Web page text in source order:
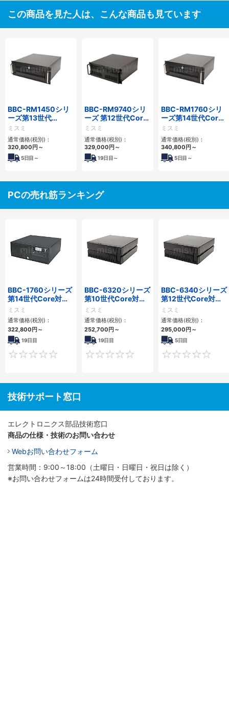
この商品を見た人は、こんな商品も見ています
BBC-RM1450シリ
ーズ第13世代
Core・12世代
Celeron対応ラック
マウント4PCIe
ミスミ
通常価格(税別)：
320,800円～
5日目～
BBC-RM9740シリ
ーズ 第12世代Core
対応ラックマウント
FAPC4PCI・3PCIe
ミスミ
通常価格(税別)：
329,000円～
19日目～
BBC-RM1760シリ
ーズ第14世代Core
対応ラックマウント
3PCIe
ミスミ
通常価格(税別)：
340,800円～
5日目～
PCの売れ筋ランキング
BBC-1760シリーズ
第14世代Core対応
小型フロアマウント
3PCIe
ミスミ
通常価格(税別)：
322,800円～
19日目
0
BBC-6320シリーズ
第10世代Core対応
小型フロアマウント
FAPC 2PCI・2PCIe
ミスミ
通常価格(税別)：
252,700円～
19日目
0
BBC-6340シリーズ
第12世代Core対応
小型フロアマウント
PC2PCI/2PCIe
ミスミ
通常価格(税別)：
295,000円～
5日目
技術サポート窓口
エレクトロニクス部品技術窓口
商品の仕様・技術のお問い合わせ
Webお問い合わせフォーム
営業時間：9:00～18:00（土曜日・日曜日・祝日は除く）
※お問い合わせフォームは24時間受付しております。